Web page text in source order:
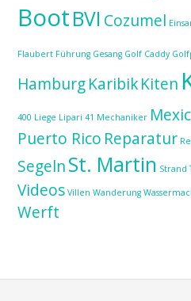
BootBVI Cozumel
Flaubert Führung Gesang Golf Caddy
HamburgKaribikKiten
400 Liege Lipari 41 Mechaniker
Puerto Rico Reparatur
SegelnSt. Martin Strand
Videos Villen Wanderung
Werft